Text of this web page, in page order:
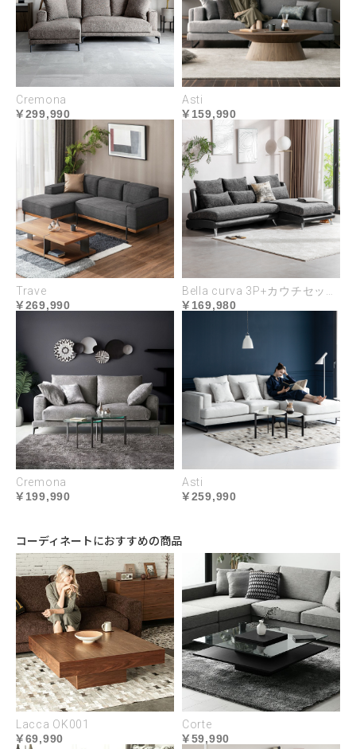
Cremona
299,990
Asti
159,990
Trave
269,990
169,980
Cremona
199,990
Asti
259,990
コーディネートにおすすめの商品
Lacca OK001
69,990
Corte
59,990